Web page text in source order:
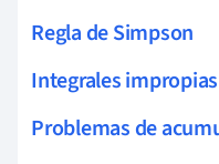
Regla de Simpson
Integrales impropias
Problemas de